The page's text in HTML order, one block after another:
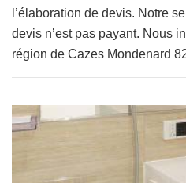
l’élaboration de devis. Notre
devis n’est pas payant. Nous
région de Cazes Mondenard